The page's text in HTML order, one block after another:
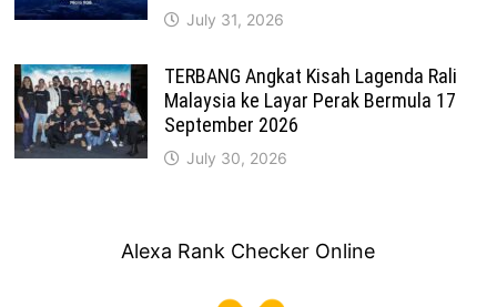
July 31, 2026
TERBANG Angkat Kisah Lagenda Rali
Malaysia ke Layar Perak Bermula 17
September 2026
July 30, 2026
Alexa Rank Checker Online